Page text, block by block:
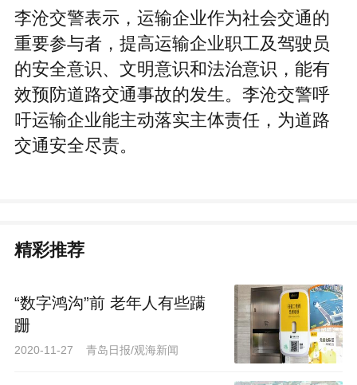
李沧交警表示，运输企业作为社会交通的
重要参与者，提高运输企业职工及驾驶员
的安全意识、文明意识和法治意识，能有
效预防道路交通事故的发生。李沧交警呼
吁运输企业能主动落实主体责任，为道路
交通安全尽责。
精彩推荐
“数字鸿沟”前 老年人有些蹒
跚
2020-11-27 青岛日报/观海新闻